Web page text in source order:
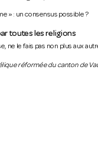
» : un consensus possible ?
toutes les religions
ne le fais pas non plus aux
réformée du canton de